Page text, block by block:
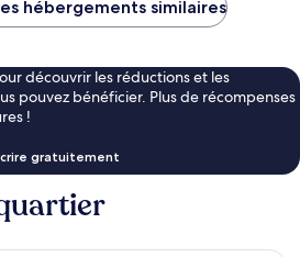
hébergements similaires
découvrir les réductions et les
pouvez bénéficier. Plus de récompenses
!
gratuitement